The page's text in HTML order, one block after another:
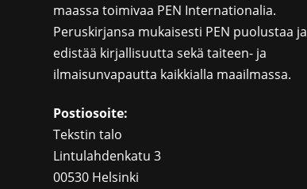
maassa toimivaa PEN Internationalia.
Peruskirjansa mukaisesti PEN puolustaa ja
edistää kirjallisuutta sekä taiteen- ja
ilmaisunvapautta kaikkialla maailmassa.
Postiosoite:
Tekstin talo
Lintulahdenkatu 3
00530 Helsinki